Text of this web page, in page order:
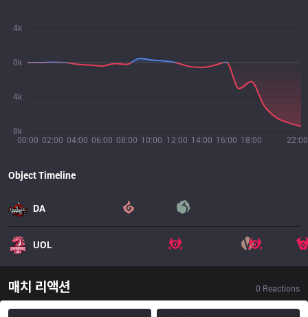
00:00 02:00 04:00 06:00 08:00 10:00 12:00 14:00 16:00 18:00 22:00
8k
4k
0k
4k
Object Timeline
DA
UOL
매치 리액션 0 Reactions